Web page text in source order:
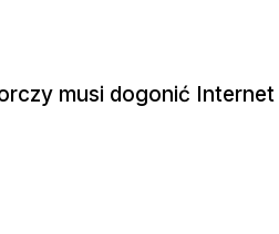
musi dogonić Internet